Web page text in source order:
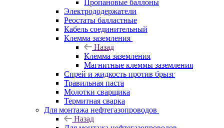
Пропановые баллоны
Электрододержатели
Реостаты балластные
Кабель соединительный
Клемма заземления
Назад
Клемма заземления
Магнитные клеммы заземления
Спрей и жидкость против брызг
Травильная паста
Молотки сварщика
Термитная сварка
Для монтажа нефтегазопроводов
Назад